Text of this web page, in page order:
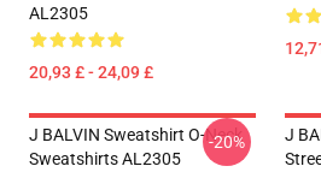
AL2305
20,93 £ - 24,09 £
J BALVIN Sweatshirt O-Neck
Sweatshirts AL2305
-20%
J